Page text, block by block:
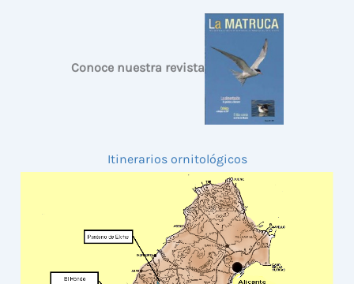
Conoce nuestra revista
Itinerarios ornitológicos